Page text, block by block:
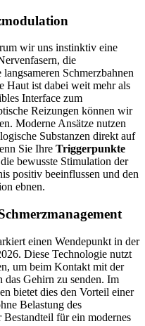
wir uns instinktiv eine
die
Schmerzbahnen
Haut ist dabei weit mehr als
Interface zum
Reizungen können wir
Moderne Ansätze nutzen
Substanzen direkt auf
Sie Ihre Triggerpunkte
bewusste Stimulation der
positiv beeinflussen und den
ebnen.
einen Wendepunkt in der
Diese Technologie nutzt
um beim Kontakt mit der
das Gehirn zu senden. Im
bietet dies den Vorteil einer
Belastung des
für ein modernes